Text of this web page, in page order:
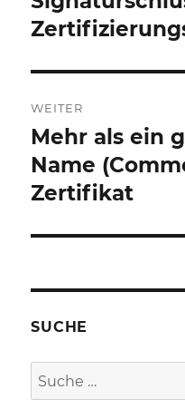
WEITER
Nächster
Beitrag:
Mehr als ein
Name
Zertifikat
SUCHE
Suche
nach: